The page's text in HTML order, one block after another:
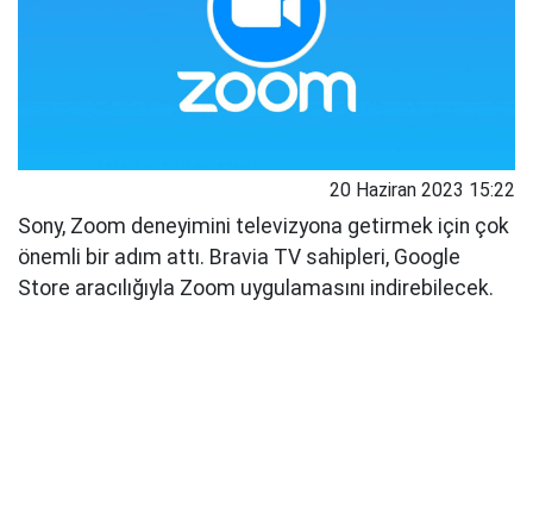
20 Haziran 2023 15:22
Sony, Zoom deneyimini televizyona getirmek için çok
önemli bir adım attı. Bravia TV sahipleri, Google
Store aracılığıyla Zoom uygulamasını indirebilecek.